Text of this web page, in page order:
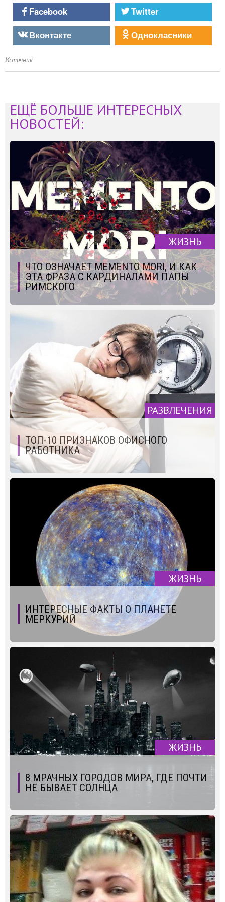
Facebook
Twitter
Вконтакте
Однокласники
Источник
ЕЩЁ БОЛЬШЕ ИНТЕРЕСНЫХ
НОВОСТЕЙ:
ЖИЗНЬ
ЧТО ОЗНАЧАЕТ MEMENTO MORI, И КАК
ЭТА ФРАЗА С КАРДИНАЛАМИ ПАПЫ
РИМСКОГО
РАЗВЛЕЧЕНИЯ
ТОП-10 ПРИЗНАКОВ ОФИСНОГО
РАБОТНИКА
ЖИЗНЬ
ИНТЕРЕСНЫЕ ФАКТЫ О ПЛАНЕТЕ
МЕРКУРИЙ
ЖИЗНЬ
8 МРАЧНЫХ ГОРОДОВ МИРА, ГДЕ ПОЧТИ
НЕ БЫВАЕТ СОЛНЦА